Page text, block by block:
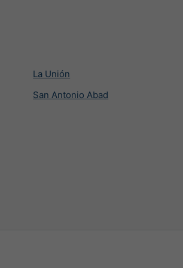
La Unión
San Antonio Abad